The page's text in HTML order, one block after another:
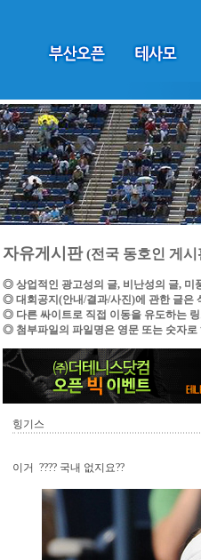
자유게시판(전국 동호인 게시
◎ 상업적인 광고성의 글, 비난성의 글, 미
◎ 대회공지(안내/결과/사진)에 관한 글은
◎ 다른 싸이트로 직접 이동을 유도하는
◎ 첨부파일의 파일명은 영문 또는 숫자로
힝기스
이거 ???? 국내 없지요??